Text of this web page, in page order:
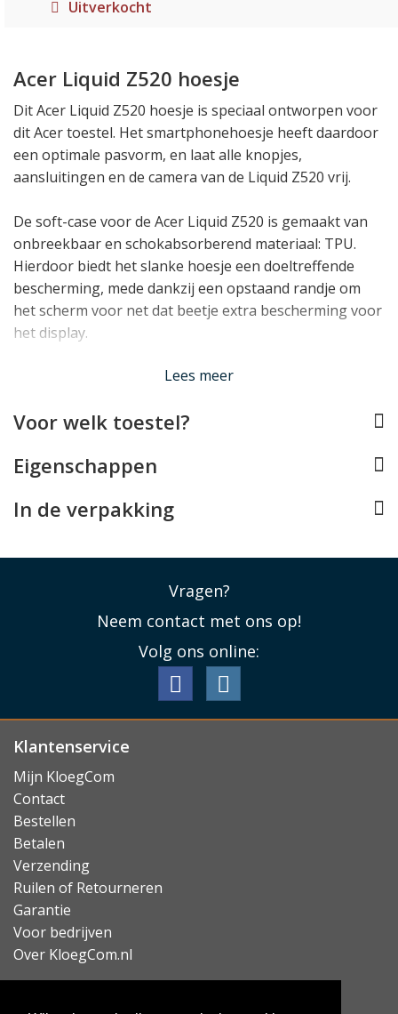
Uitverkocht
Acer Liquid Z520 hoesje
Dit Acer Liquid Z520 hoesje is speciaal ontworpen voor
dit Acer toestel. Het smartphonehoesje heeft daardoor
een optimale pasvorm, en laat alle knopjes,
aansluitingen en de camera van de Liquid Z520 vrij.
De soft-case voor de Acer Liquid Z520 is gemaakt van
onbreekbaar en schokabsorberend materiaal: TPU.
Hierdoor biedt het slanke hoesje een doeltreffende
bescherming, mede dankzij een opstaand randje om
het scherm voor net dat beetje extra bescherming voor
het display.
Lees minder
Lees meer
Voor welk toestel?
Eigenschappen
In de verpakking
Vragen?
Neem contact met ons op!
Volg ons online:
Klantenservice
Mijn KloegCom
Contact
Bestellen
Betalen
Verzending
Ruilen of Retourneren
Garantie
Voor bedrijven
Over KloegCom.nl